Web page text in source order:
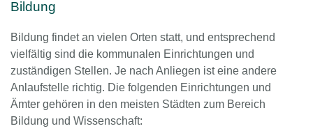
Bildung
Bildung findet an vielen Orten statt, und entsprechend
vielfältig sind die kommunalen Einrichtungen und
zuständigen Stellen. Je nach Anliegen ist eine andere
Anlaufstelle richtig. Die folgenden Einrichtungen und
Ämter gehören in den meisten Städten zum Bereich
Bildung und Wissenschaft: